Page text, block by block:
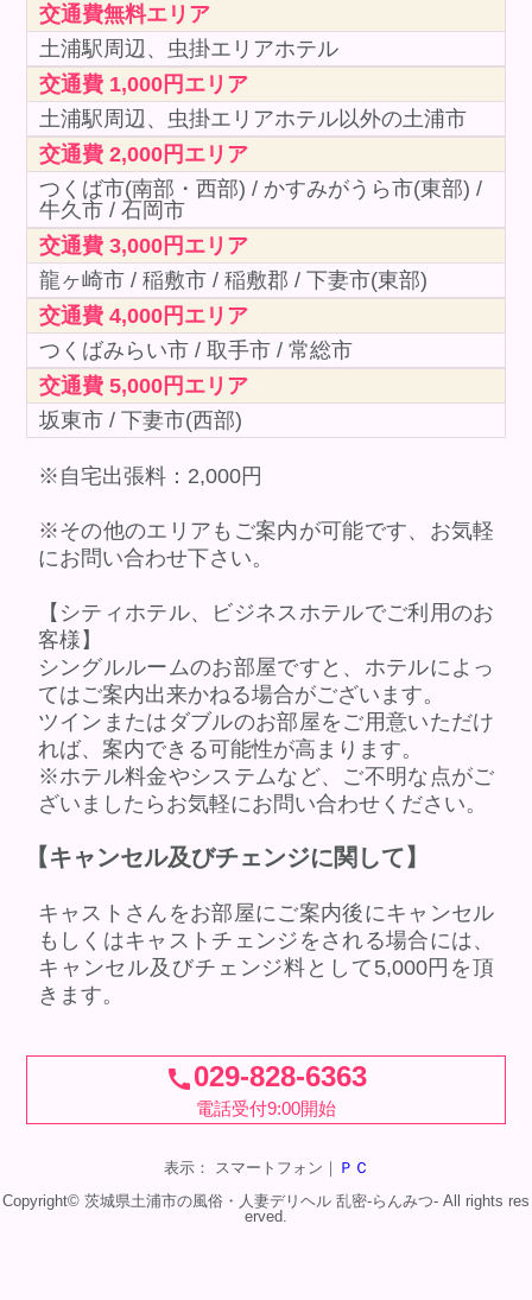
交通費無料エリア
土浦駅周辺、虫掛エリアホテル
交通費 1,000円エリア
土浦駅周辺、虫掛エリアホテル以外の土浦市
交通費 2,000円エリア
つくば市(南部・西部) / かすみがうら市(東部) /
牛久市 / 石岡市
交通費 3,000円エリア
龍ヶ崎市 / 稲敷市 / 稲敷郡 / 下妻市(東部)
交通費 4,000円エリア
つくばみらい市 / 取手市 / 常総市
交通費 5,000円エリア
坂東市 / 下妻市(西部)
※自宅出張料：2,000円
※その他のエリアもご案内が可能です、お気軽
にお問い合わせ下さい。
【シティホテル、ビジネスホテルでご利用のお
客様】
シングルルームのお部屋ですと、ホテルによっ
てはご案内出来かねる場合がございます。
ツインまたはダブルのお部屋をご用意いただけ
れば、案内できる可能性が高まります。
※ホテル料金やシステムなど、ご不明な点がご
ざいましたらお気軽にお問い合わせください。
【キャンセル及びチェンジに関して】
キャストさんをお部屋にご案内後にキャンセル
もしくはキャストチェンジをされる場合には、
キャンセル及びチェンジ料として5,000円を頂
きます。
call029-828-6363
電話受付9:00開始
表示： スマートフォン｜ ＰＣ
Copyright© 茨城県土浦市の風俗・人妻デリヘル 乱密-らんみつ- All rights res
erved.